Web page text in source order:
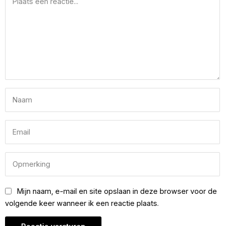
Mijn naam, e-mail en site opslaan in deze browser voor de
volgende keer wanneer ik een reactie plaats.